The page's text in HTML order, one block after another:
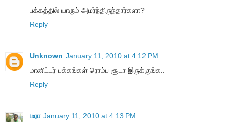
பக்கத்தில் யாரும் அமர்ந்திருந்தார்களா?
Reply
Unknown January 11, 2010 at 4:12 PM
மானிட்டர் பக்கங்கள் ரொம்ப சூடா இருக்குங்க..
Reply
மரா January 11, 2010 at 4:13 PM